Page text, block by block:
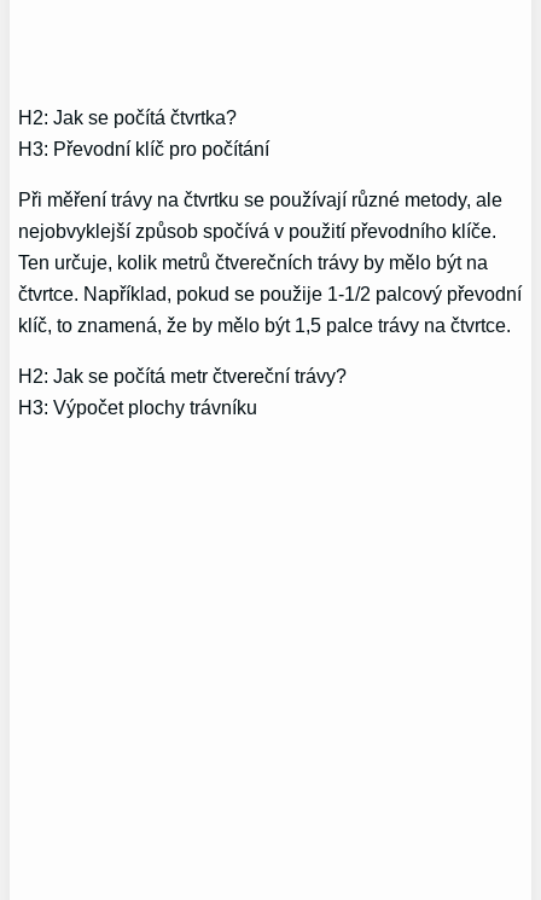
H2: Jak se počítá čtvrtka?
H3: Převodní klíč pro počítání
Při měření trávy na čtvrtku se používají různé metody, ale
nejobvyklejší způsob spočívá v použití převodního klíče.
Ten určuje, kolik metrů čtverečních trávy by mělo být na
čtvrtce. Například, pokud se použije 1-1/2 palcový převodní
klíč, to znamená, že by mělo být 1,5 palce trávy na čtvrtce.
H2: Jak se počítá metr čtvereční trávy?
H3: Výpočet plochy trávníku